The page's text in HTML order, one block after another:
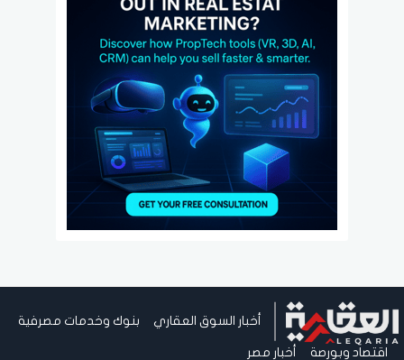
أخبار السوق العقاري بنوك وخدمات مصرفية
اقتصاد وبورصة أخبار مصر